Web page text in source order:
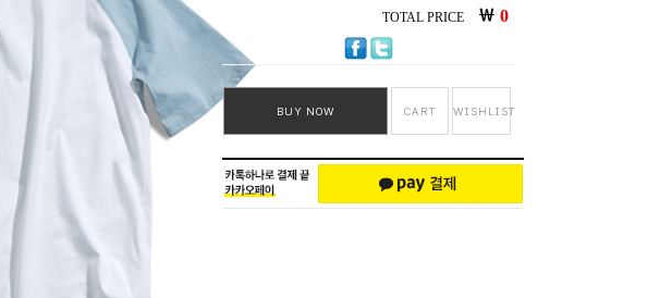
TOTAL PRICE ￦ 0
BUY NOW CART WISHLIST